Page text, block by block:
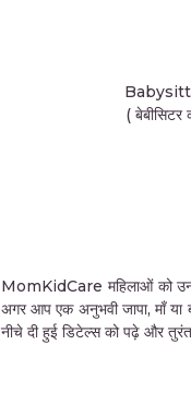
( बेबीसिटर
MomKidCare महिलाओं को उनके
अगर आप एक अनुभवी जापा, माँ या
नीचे दी हुई डिटेल्स को पढ़े और